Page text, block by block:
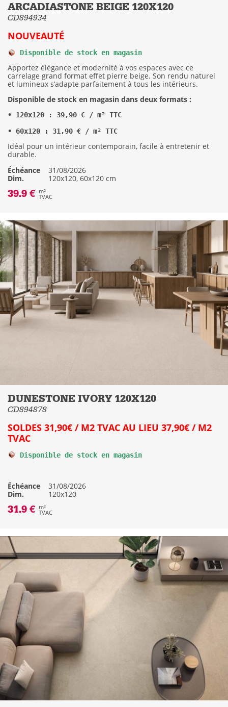
ARCADIASTONE BEIGE 120X120
CD894934
NOUVEAUTÉ
Disponible de stock en magasin
Apportez élégance et modernité à vos espaces avec ce
carrelage grand format effet pierre beige. Son rendu naturel
et lumineux s’adapte parfaitement à tous les intérieurs.
Disponible de stock en magasin dans deux formats :
• 60x120 : 31,90 € / m² TTC
Idéal pour un intérieur contemporain, facile à entretenir et
durable.
Échéance
31/08/2026
Dim.
120x120, 60x120 cm
39.9 € m²
TVAC
DUNESTONE IVORY 120X120
CD894878
SOLDES 31,90€ / M2 TVAC AU LIEU 37,90€ / M2
TVAC
Disponible de stock en magasin
Échéance
31/08/2026
Dim.
120x120
31.9 € m²
TVAC